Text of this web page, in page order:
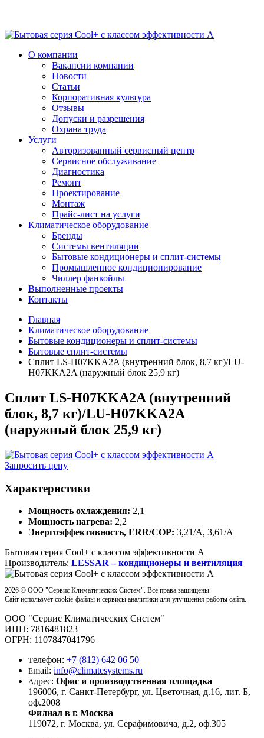
О компании
Вакансии компании
Новости
Статьи
Корпоративная культура
Отзывы
Допуски и разрешения
Охрана труда
Услуги
Авторизованный сервисный центр
Сервисное обслуживание
Диагностика
Ремонт
Проектирование
Монтаж
Прайс-лист на услуги
Климатическое оборудование
Бренды
Системы вентиляции
Бытовые кондиционеры и сплит-системы
Промышленное кондиционирование
Чиллер фанкойлы
Выполненные проекты
Контакты
Главная
Климатическое оборудование
Бытовые кондиционеры и сплит-системы
Бытовые сплит-системы
Сплит LS-H07KKA2A (внутренний блок, 8,7 кг)/LU-
H07KKA2A (наружный блок 25,9 кг)
Сплит LS-H07KKA2A (внутренний
блок, 8,7 кг)/LU-H07KKA2A
(наружный блок 25,9 кг)
Запросить цену
Характеристики
Мощность охлаждения: 2,1
Мощность нагрева: 2,2
Энергоэффективность, ERR/COP: 3,21/А, 3,61/А
Бытовая серия Cool+ с классом эффективности А
Производитель: LESSAR – кондиционеры и вентиляция
2026 © OOO "Сервис Климатических Систем". Все права защищены.
Сайт использует cookie-файлы и сервисы аналитики для улучшения работы сайта.
OOO "Сервис Климатических Систем"
ИНН: 7816481823
ОГРН: 1107847041796
Телефон: +7 (812) 642 06 50
Email: info@climatesystems.ru
Адрес: Офис и производственная площадка
196006, г. Санкт-Петербург, ул. Цветочная, д.16, лит. Б,
оф.2008
Филиал в г. Москва
119072, г. Москва, ул. Серафимовича, д.2, оф.305